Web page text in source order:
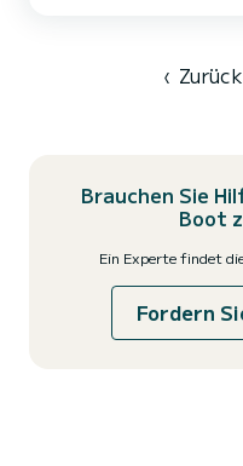
‹ Zurück
Brauchen Sie
Boot
Ein Experte findet
Fordern